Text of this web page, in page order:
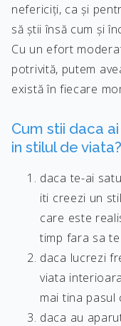
nefericiți, ca și
să știi însă cum și
Cu un efort
potrivită, putem
există în fiecare
Cum stii daca
in stilul de viata?
daca te-ai
iti creezi un
care este
timp fara sa
daca lucrezi
viata
mai tina pasul
daca au